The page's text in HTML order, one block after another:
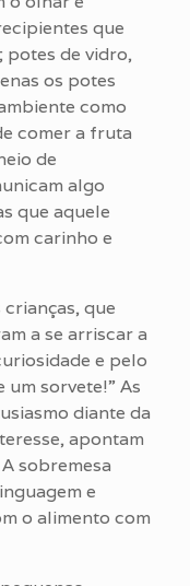
que
potes de vidro,
os potes
como
comer a fruta
de
algo
que aquele
carinho e
que
a se arriscar a
e pelo
um sorvete!” As
diante da
apontam
sobremesa
e
o alimento com